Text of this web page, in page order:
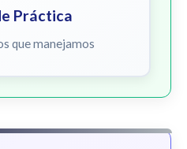
Práctica
que manejamos